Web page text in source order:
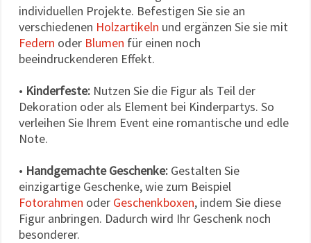
individuellen Projekte. Befestigen Sie sie an
verschiedenen Holzartikeln und ergänzen Sie sie mit
Federn oder Blumen für einen noch
beeindruckenderen Effekt.
• Kinderfeste: Nutzen Sie die Figur als Teil der
Dekoration oder als Element bei Kinderpartys. So
verleihen Sie Ihrem Event eine romantische und edle
Note.
• Handgemachte Geschenke: Gestalten Sie
einzigartige Geschenke, wie zum Beispiel
Fotorahmen oder Geschenkboxen, indem Sie diese
Figur anbringen. Dadurch wird Ihr Geschenk noch
besonderer.